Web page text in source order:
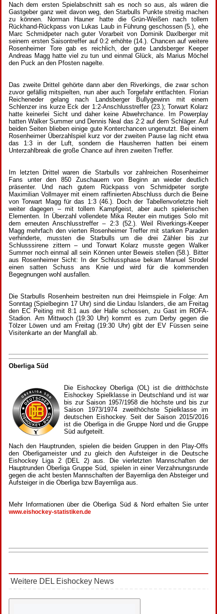
Nach dem ersten Spielabschnitt sah es noch so aus, als wären die
Gastgeber ganz weit davon weg, den Starbulls Punkte streitig machen
zu können. Norman Hauner hatte die Grün-Weißen nach tollem
Rückhand-Rückpass von Lukas Laub in Führung geschossen (5.), ehe
Marc Schmidpeter nach guter Vorarbeit von Dominik Daxlberger mit
seinem ersten Saisontreffer auf 0:2 erhöhte (14.). Chancen auf weitere
Rosenheimer Tore gab es reichlich, der gute Landsberger Keeper
Andreas Magg hatte viel zu tun und einmal Glück, als Marius Möchel
den Puck an den Pfosten nagelte.
Das zweite Drittel gehörte dann aber den Riverkings, die zwar schon
zuvor gefällig mitspielten, nun aber auch Torgefahr entfachten. Florian
Reicheneder gelang nach Landsberger Bullygewinn mit einem
Schlenzer ins kurze Eck der 1:2-Anschlusstreffer (23.); Torwart Kolarz
hatte keinerlei Sicht und daher keine Abwehrchance. Im Powerplay
hatten Walker Summer und Dennis Neal das 2:2 auf dem Schläger. Auf
beiden Seiten blieben einige gute Konterchancen ungenutzt. Bei einem
Rosenheimer Überzahlspiel kurz vor der zweiten Pause lag nicht etwa
das 1:3 in der Luft, sondern die Hausherren hatten bei einem
Unterzahlbreak die große Chance auf ihren zweiten Treffer.
Im letzten Drittel waren die Starbulls vor zahlreichen Rosenheimer
Fans unter den 850 Zuschauern von Beginn an wieder deutlich
präsenter. Und nach gutem Rückpass von Schmidpeter sorgte
Maximilian Vollmayer mit einem raffinierten Abschluss durch die Beine
von Torwart Magg für das 1:3 (46.). Doch der Tabellenvorletzte hielt
weiter dagegen – mit tollem Kampfgeist, aber auch spielerischen
Elementen. In Überzahl vollendete Mika Reuter ein mutiges Solo mit
dem erneuten Anschlusstreffer – 2:3 (52.). Weil Riverkings-Keeper
Magg mehrfach den vierten Rosenheimer Treffer mit starken Paraden
verhinderte, mussten die Starbulls um die drei Zähler bis zur
Schlusssirene zittern – und Torwart Kolarz musste gegen Walker
Summer noch einmal all sein Können unter Beweis stellen (58.). Bitter
aus Rosenheimer Sicht: In der Schlussphase bekam Manuel Strodel
einen satten Schuss ans Knie und wird für die kommenden
Begegnungen wohl ausfallen.
Die Starbulls Rosenheim bestreiten nun drei Heimspiele in Folge: Am
Sonntag (Spielbeginn 17 Uhr) sind die Lindau Islanders, die am Freitag
den EC Peiting mit 8:1 aus der Halle schossen, zu Gast im ROFA-
Stadion. Am Mittwoch (19:30 Uhr) kommt es zum Derby gegen die
Tölzer Löwen und am Freitag (19:30 Uhr) gibt der EV Füssen seine
Visitenkarte an der Mangfall ab.
Oberliga Süd
Die Eishockey Oberliga (OL) ist die dritthöchste
Eishockey Spielklasse in Deutschland und ist war
bis zur Saison 1957/1958 die höchste und bis zur
Saison 1973/1974 zweithöchste Spielklasse im
deutschen Eishockey. Seit der Saison 2015/2016
ist die Oberliga in die Gruppe Nord und die Gruppe
Süd aufgeteilt.
Nach den Hauptrunden, spielen die beiden Gruppen in den Play-Offs
den Oberligameister und zu gleich den Aufsteiger in die Deutsche
Eishockey Liga 2 (DEL 2) aus. Die vierletzten Mannschaften der
Hauptrunden Oberliga Gruppe Süd, spielen in einer Verzahnungsrunde
gegen die acht besten Mannschaften der Bayernliga den Absteiger und
Aufsteiger in die Oberliga bzw Bayernliga aus.
Mehr Informationen über die Oberliga Süd & Nord erhalten Sie unter
www.eishockey-statistiken.de
Weitere DEL Eishockey News